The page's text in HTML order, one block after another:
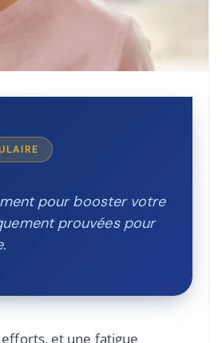
pour booster votre
prouvées pour
et une fatigue